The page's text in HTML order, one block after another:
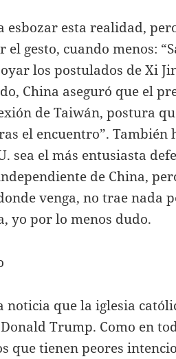
esbozar esta realidad,
gesto, cuando menos:
los postulados de Xi
China aseguró que el
de Taiwán, postura
el encuentro”. También
sea el más entusiasta
de China,
venga, no trae nada
yo por lo menos dudo.
noticia que la iglesia
Trump. Como en
que tienen peores